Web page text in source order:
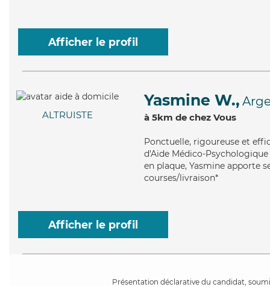
Afficher le profil
ALTRUISTE
Yasmine W.,
à 5km de chez Vous
Ponctuelle, rigoureuse et
d'Aide Médico-
en plaque, Yasmine apporte
courses/livraison*
Afficher le profil
Présentation déclarative du candidat,